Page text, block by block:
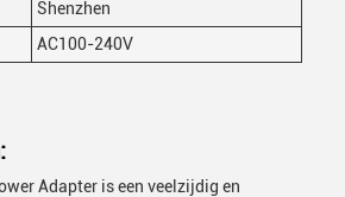
Shenzhen
AC100-240V
Adapter is een veelzijdig en